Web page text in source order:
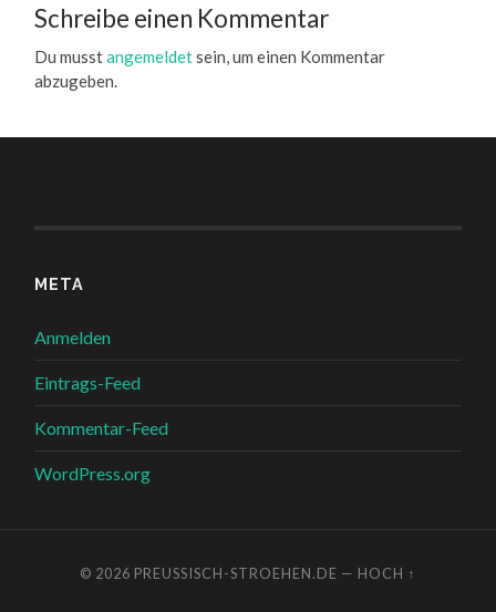
Schreibe einen Kommentar
Du musstangemeldetsein, um einen Kommentar
abzugeben.
META
Anmelden
Eintrags-Feed
Kommentar-Feed
WordPress.org
© 2026 PREUSSISCH-STROEHEN.DE — HOCH ↑